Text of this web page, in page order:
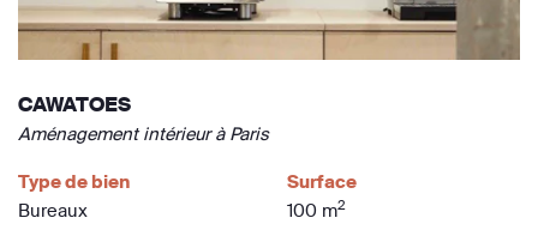
CAWATOES
Aménagement intérieur à Paris
Type de bien
Bureaux
Surface
100 m2